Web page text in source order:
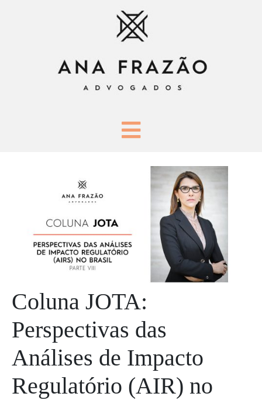
Coluna JOTA:
Perspectivas das
Análises de Impacto
Regulatório (AIR) no